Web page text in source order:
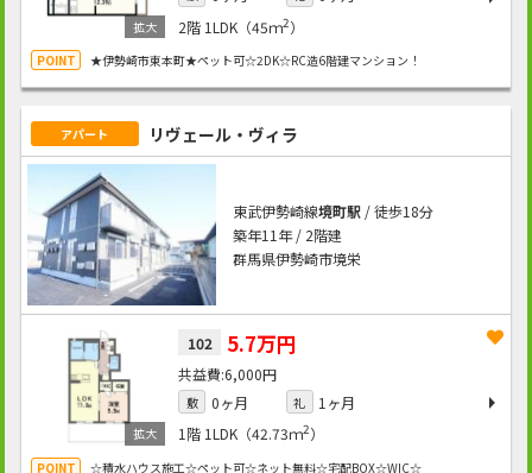
2階 1LDK（45ｍ2）
★伊勢崎市東本町★ペット可☆2DK☆RC造6階建マンション！
アパート リヴェール・ヴィラ
東武伊勢崎線境町駅/ 徒歩18分
築年11年 / 2階建
群馬県伊勢崎市境栄
102 5.7万円
6,000円
敷 0ヶ月 礼
1ヶ月
1階 1LDK（42.73ｍ2）
☆積水ハウス施工☆ペット可☆ネット無料☆宅配BOX☆WIC☆